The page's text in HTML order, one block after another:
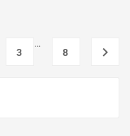
3
…
8
